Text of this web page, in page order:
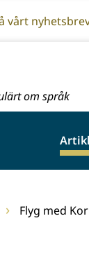
vårt
om språk
Flyg med